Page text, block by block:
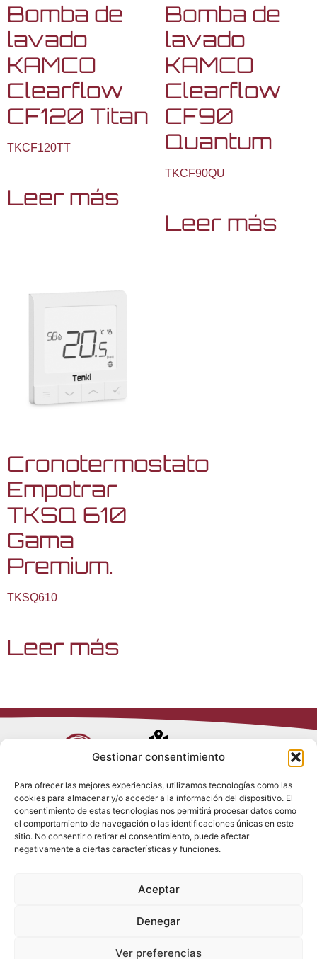
Gestionar consentimiento
Para ofrecer las mejores experiencias, utilizamos tecnologías como las
cookies para almacenar y/o acceder a la información del dispositivo. El
consentimiento de estas tecnologías nos permitirá procesar datos como
el comportamiento de navegación o las identificaciones únicas en este
sitio. No consentir o retirar el consentimiento, puede afectar
negativamente a ciertas características y funciones.
Aceptar
Denegar
Ver preferencias
Bomba de
lavado
KAMCO
Clearflow
CF120 Titan
TKCF120TT
Leer más
Bomba de
lavado
KAMCO
Clearflow
CF90
Quantum
TKCF90QU
Leer más
Cronotermostato
Empotrar
TKSQ 610
Gama
Premium.
TKSQ610
Leer más
Avenida de
28017 Madrid
(España)
(+34) 910 917
info@tenki-
Política de
Privacidad
Política de
Cookies